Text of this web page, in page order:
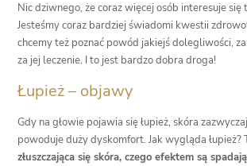
Nic dziwnego, że coraz więcej osób interesuje się
Jesteśmy coraz bardziej świadomi kwestii
chcemy też poznać powód jakiejś dolegliwości,
za jej leczenie. I to jest bardzo dobra droga!
Łupież – objawy
Gdy na głowie pojawia się łupież, skóra
powoduje duży dyskomfort. Jak wygląda łupież?
złuszczająca się skóra, czego efektem są